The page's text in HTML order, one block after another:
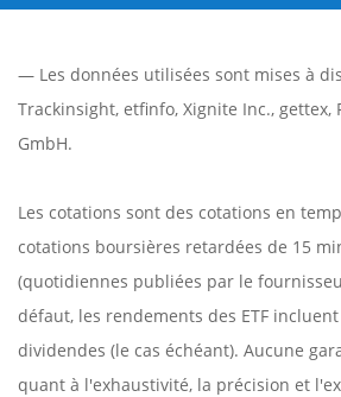
— Les données utilisées sont mises à
Trackinsight, etfinfo, Xignite Inc., gettex,
GmbH.
Les cotations sont des cotations en
cotations boursières retardées de 15
(quotidiennes publiées par le
défaut, les rendements des ETF
dividendes (le cas échéant). Aucune
quant à l'exhaustivité, la précision et